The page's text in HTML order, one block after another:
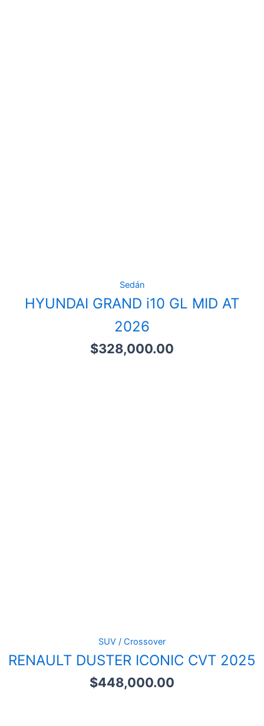
Sedán
HYUNDAI GRAND i10 GL MID AT
2026
$328,000.00
SUV / Crossover
RENAULT DUSTER ICONIC CVT 2025
$448,000.00